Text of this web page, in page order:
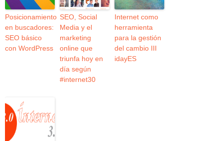
Posicionamiento
en buscadores:
SEO básico
con WordPress
SEO, Social
Media y el
marketing
online que
triunfa hoy en
día según
#internet30
Internet como
herramienta
para la gestión
del cambio III
idayES